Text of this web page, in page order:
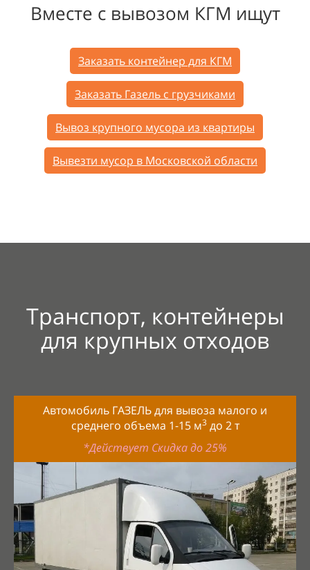
Вместе с вывозом КГМ ищут
Заказать контейнер для КГМ
Заказать Газель с грузчиками
Вывоз крупного мусора из квартиры
Вывезти мусор в Московской области
Транспорт, контейнеры
для крупных отходов
Автомобиль ГАЗЕЛЬ для вывоза малого и
среднего объема 1-15 м3до 2 т
*Действует Скидка до 25%